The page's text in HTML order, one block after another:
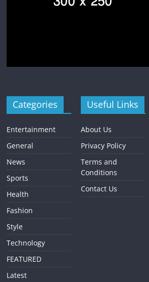
Categories
Entertainment
General
News
Sports
Health
Fashion
Style
Technology
FEATURED
Latest
Useful Links
About Us
Privacy Policy
Terms and
Conditions
Contact Us